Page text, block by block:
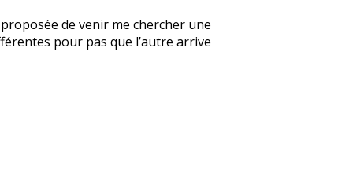
de venir me chercher une
pour pas que l’autre arrive